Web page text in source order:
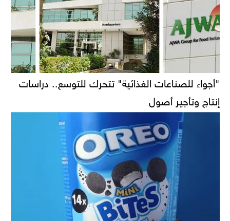
"أجواء للصناعات الغذائية" تتحرك للتوسع.. دراسات
إنتاج وتأجير أصول